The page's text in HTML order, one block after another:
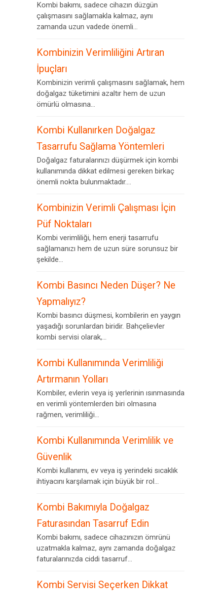
Kombi bakımı, sadece cihazın düzgün
çalışmasını sağlamakla kalmaz, aynı
zamanda uzun vadede önemli...
Kombinizin Verimliliğini Artıran
İpuçları
Kombinizin verimli çalışmasını sağlamak, hem
doğalgaz tüketimini azaltır hem de uzun
ömürlü olmasına...
Kombi Kullanırken Doğalgaz
Tasarrufu Sağlama Yöntemleri
Doğalgaz faturalarınızı düşürmek için kombi
kullanımında dikkat edilmesi gereken birkaç
önemli nokta bulunmaktadır....
Kombinizin Verimli Çalışması İçin
Püf Noktaları
Kombi verimliliği, hem enerji tasarrufu
sağlamanızı hem de uzun süre sorunsuz bir
şekilde...
Kombi Basıncı Neden Düşer? Ne
Yapmalıyız?
Kombi basıncı düşmesi, kombilerin en yaygın
yaşadığı sorunlardan biridir. Bahçelievler
kombi servisi olarak,...
Kombi Kullanımında Verimliliği
Artırmanın Yolları
Kombiler, evlerin veya iş yerlerinin ısınmasında
en verimli yöntemlerden biri olmasına
rağmen, verimliliği...
Kombi Kullanımında Verimlilik ve
Güvenlik
Kombi kullanımı, ev veya iş yerindeki sıcaklık
ihtiyacını karşılamak için büyük bir rol...
Kombi Bakımıyla Doğalgaz
Faturasından Tasarruf Edin
Kombi bakımı, sadece cihazınızın ömrünü
uzatmakla kalmaz, aynı zamanda doğalgaz
faturalarınızda ciddi tasarruf...
Kombi Servisi Seçerken Dikkat